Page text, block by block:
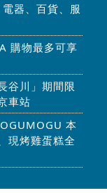
器、百貨、服
購物最多可享
谷川」期間限
車站
本
現烤雞蛋糕全